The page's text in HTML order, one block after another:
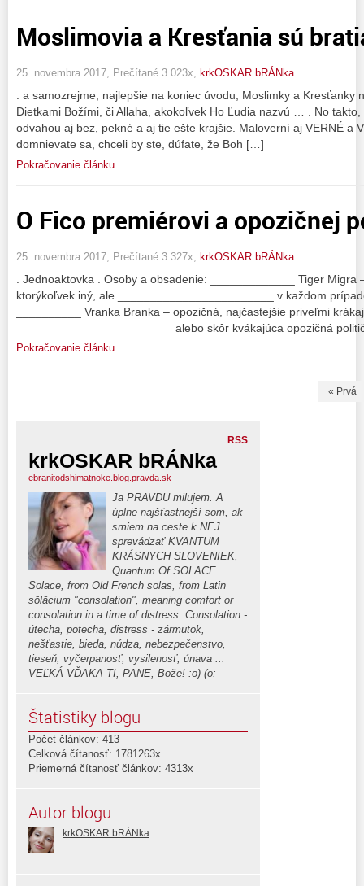
Moslimovia a Kresťania sú
25. novembra 2017, Prečítané 3 023x, krkOSKAR bRÁNka
. a samozrejme, najlepšie na koniec úvodu, Moslimky a Kresťanky
Dietkami Božími, či Allaha, akokoľvek Ho Ľudia nazvú … . No
odvahou aj bez, pekné a aj tie ešte krajšie. Maloverní aj VERNÉ a
domnievate sa, chceli by ste, dúfate, že Boh […]
Pokračovanie článku
O Fico premiérovi a opozičnej
25. novembra 2017, Prečítané 3 327x, krkOSKAR bRÁNka
. Jednoaktovka . Osoby a obsadenie: _____________ Tiger
ktorýkoľvek iný, ale ________________________ v každom
__________ Vranka Branka – opozičná, najčastejšie priveľmi
________________________ alebo skôr kvákajúca opozičná
Pokračovanie článku
« Prvá
RSS
krkOSKAR bRÁNka
ebranitodshimatnoke.blog.pravda.sk
Ja PRAVDU milujem. A
úplne najšťastnejší som, ak
smiem na ceste k NEJ
sprevádzať KVANTUM
KRÁSNYCH SLOVENIEK,
Quantum Of SOLACE.
Solace, from Old French solas, from Latin
sōlācium "consolation", meaning comfort or
consolation in a time of distress. Consolation -
útecha, potecha, distress - zármutok,
nešťastie, bieda, núdza, nebezpečenstvo,
tieseň, vyčerpanosť, vysilenosť, únava ...
VEĽKÁ VĎAKA TI, PANE, Bože! :o) (o:
Štatistiky blogu
Počet článkov: 413
Celková čítanosť: 1781263x
Priemerná čítanosť článkov: 4313x
Autor blogu
krkOSKAR bRÁNka